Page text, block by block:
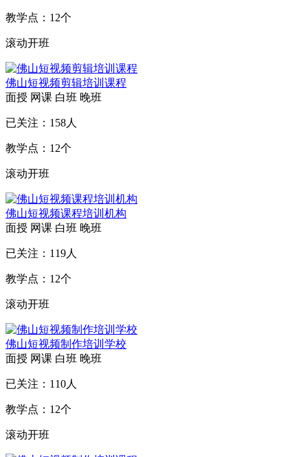
教学点： 12个
滚动开班
佛山短视频剪辑培训课程
面授 网课 白班 晚班
已关注： 158人
教学点： 12个
滚动开班
佛山短视频课程培训机构
面授 网课 白班 晚班
已关注： 119人
教学点： 12个
滚动开班
佛山短视频制作培训学校
面授 网课 白班 晚班
已关注： 110人
教学点： 12个
滚动开班